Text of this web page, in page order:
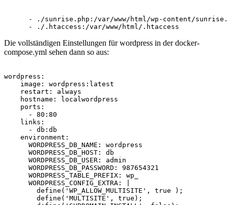
- ./sunrise.php:/var/www/html/wp-content/
Die vollständigen Einstellungen für wordpress in der docker-
compose.yml sehen dann so aus:
wordpress:
    image: wordpress:latest
    restart: always
    hostname: localwordpress
    ports:
      - 80:80
    links:
      - db:db
    environment:
      WORDPRESS_DB_NAME: wordpress
      WORDPRESS_DB_HOST: db
      WORDPRESS_DB_USER: admin
      WORDPRESS_DB_PASSWORD: 987654321
      WORDPRESS_TABLE_PREFIX: wp_
      WORDPRESS_CONFIG_EXTRA: |
        define('WP_ALLOW_MULTISITE', true );
        define('MULTISITE', true);